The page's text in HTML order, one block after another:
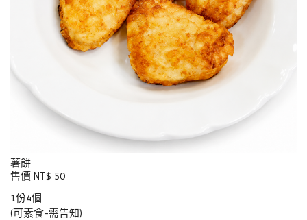
薯餅
售價 NT$ 50
1份4個
(可素食-需告知)